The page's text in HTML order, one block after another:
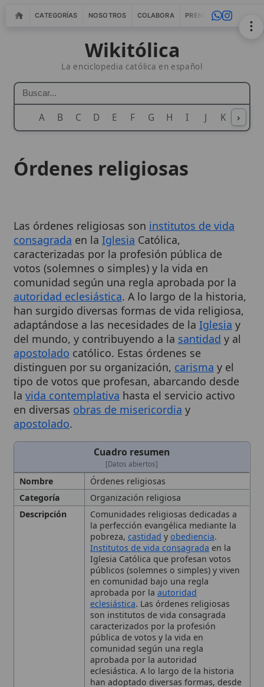
CATEGORÍAS NOSOTROS COLABORA PRENSA WEBMASTERS
Wikitólica
La enciclopedia católica en español
A B C D E F G H I J K L M
›
Órdenes religiosas
caracterizadas por la profesión pública de
votos (solemnes o simples) y la vida en
comunidad según una regla aprobada por la
autoridad eclesiástica. A lo largo de la historia,
han surgido diversas formas de vida religiosa,
adaptándose a las necesidades de laIglesiay
del mundo, y contribuyendo a lasantidady al
apostoladocatólico. Estas órdenes se
distinguen por su organización,
carisma
y el
tipo de votos que profesan, abarcando desde
lavida contemplativahasta el servicio activo
en diversas obras de misericordiay
apostolado.
Cuadro resumen
Organización religiosa
Comunidades religiosas dedicadas a
la perfección evangélica mediante la
pobreza,castidadyobediencia.
Institutos de vida consagrada
Iglesia Católica que profesan votos
públicos (solemnes o simples) y viven
en comunidad bajo una regla
aprobada por laautoridad
eclesiástica. Las órdenes religiosas
son institutos de vida consagrada
caracterizados por la profesión
pública de votos y la vida en
comunidad según una regla
aprobada por la autoridad
eclesiástica. A lo largo de la historia
han adoptado diversas formas, desde
vida contemplativahasta el servicio
activo, y están sujetas a la autoridad
del SoberanoPontífice y a la Sagrada
Congregación para los Institutos de
Vida Consagrada y las Sociedades de
Vida Apostólica